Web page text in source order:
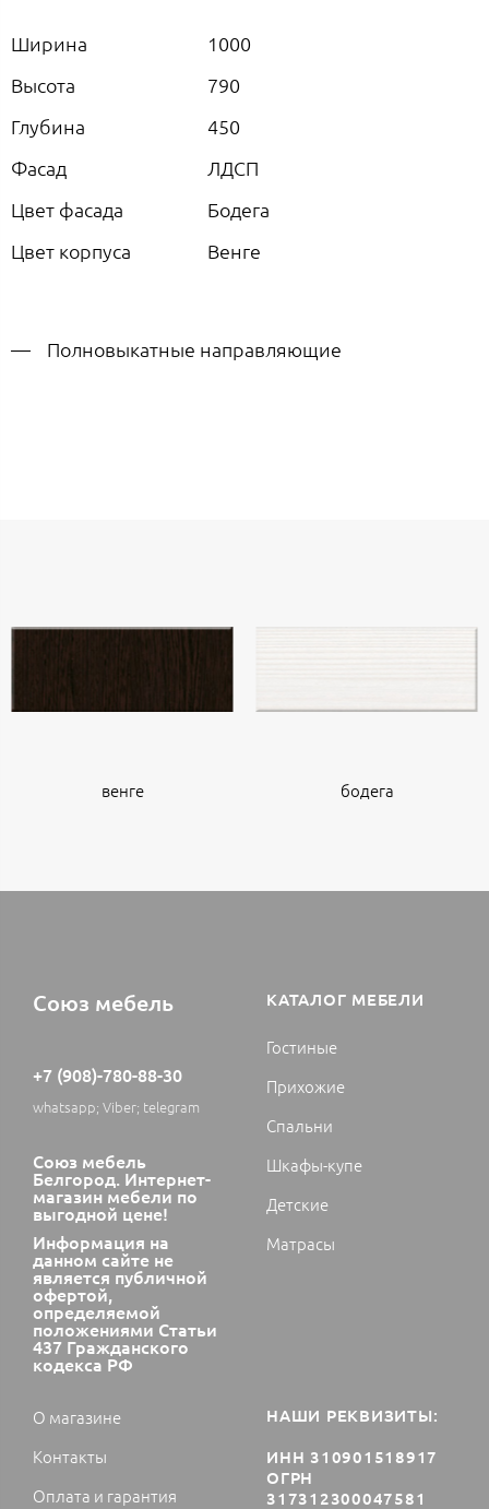
Ширина
1000
Высота
790
Глубина
450
Фасад
ЛДСП
Цвет фасада
Бодега
Цвет корпуса
Венге
Полновыкатные направляющие
венге бодега
Союз мебель
+7 (908)-780-88-30
whatsapp; Viber; telegram
Союз мебель
Белгород. Интернет-
магазин мебели по
выгодной цене!
Информация на
данном сайте не
является публичной
офертой,
определяемой
положениями Статьи
437 Гражданского
кодекса РФ
КАТАЛОГ МЕБЕЛИ
Гостиные
Прихожие
Спальни
Шкафы-купе
Детские
Матрасы
О магазине
Контакты
Оплата и гарантия
НАШИ РЕКВИЗИТЫ:
ИНН 310901518917
ОГРН
317312300047581